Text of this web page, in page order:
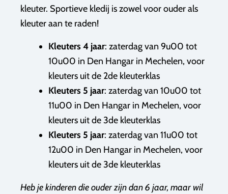
kleuter. Sportieve kledij is zowel voor ouder als
kleuter aan te raden!
Kleuters 4 jaar: zaterdag van 9u00 tot
10u00 in Den Hangar in Mechelen, voor
kleuters uit de 2de kleuterklas
Kleuters 5 jaar: zaterdag van 10u00 tot
11u00 in Den Hangar in Mechelen, voor
kleuters uit de 3de kleuterklas
Kleuters 5 jaar: zaterdag van 11u00 tot
12u00 in Den Hangar in Mechelen, voor
kleuters uit de 3de kleuterklas
Heb je kinderen die ouder zijn dan 6 jaar, maar wil